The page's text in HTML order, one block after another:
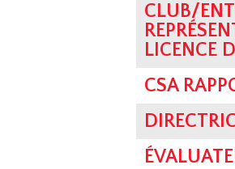
CLUB/
LICENCE
CSA